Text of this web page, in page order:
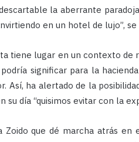
la aberrante
en un hotel de lujo”,
tiene lugar en un contexto de
significar para la
Así, ha alertado de la
su día “quisimos evitar con la
que dé marcha atrás en